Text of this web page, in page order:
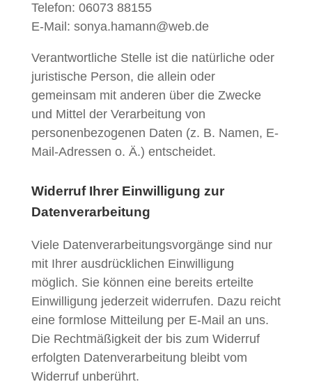
Telefon: 06073 88155
E-Mail: sonya.hamann@web.de
Verantwortliche Stelle ist die natürliche oder
juristische Person, die allein oder
gemeinsam mit anderen über die Zwecke
und Mittel der Verarbeitung von
personenbezogenen Daten (z. B. Namen, E-
Mail-Adressen o. Ä.) entscheidet.
Widerruf Ihrer Einwilligung zur
Datenverarbeitung
Viele Datenverarbeitungsvorgänge sind nur
mit Ihrer ausdrücklichen Einwilligung
möglich. Sie können eine bereits erteilte
Einwilligung jederzeit widerrufen. Dazu reicht
eine formlose Mitteilung per E-Mail an uns.
Die Rechtmäßigkeit der bis zum Widerruf
erfolgten Datenverarbeitung bleibt vom
Widerruf unberührt.